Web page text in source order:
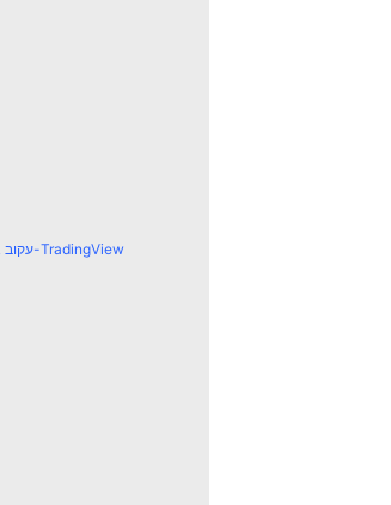
עקוב אחר כל השווקים ב-TradingView